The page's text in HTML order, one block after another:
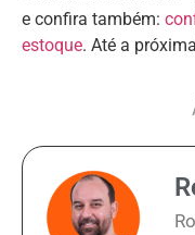
e confira também:
estoque. Até a